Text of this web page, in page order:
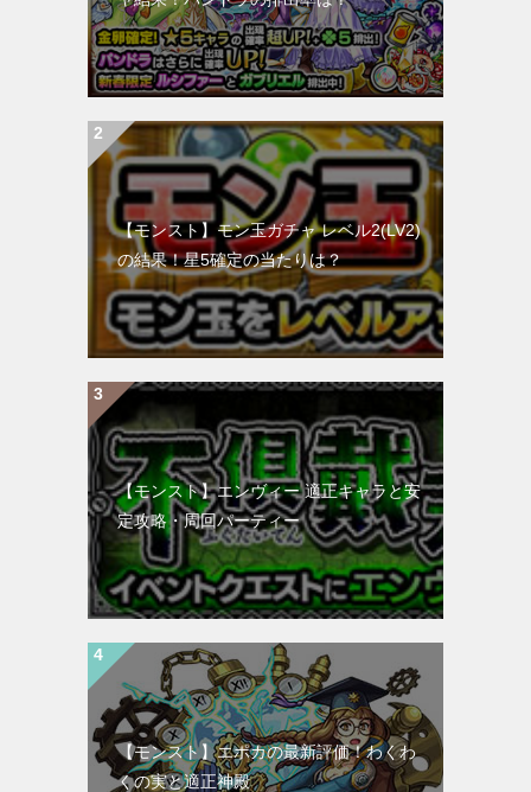
【モンスト】モン玉ガチャ レベル2(LV2)
の結果！星5確定の当たりは？
【モンスト】エンヴィー 適正キャラと安
定攻略・周回パーティー
【モンスト】エポカの最新評価！わくわ
くの実と適正神殿